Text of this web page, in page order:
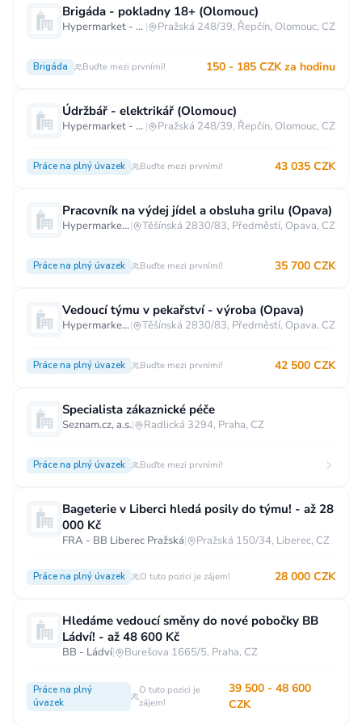
Brigáda - pokladny 18+ (Olomouc)
Hypermarket - Olomouc | Pražská 248/39, Řepčín, Olomouc, CZ
Brigáda Buďte mezi prvními! 150 - 185 CZK za hodinu
Údržbář - elektrikář (Olomouc)
Hypermarket - Olomouc | Pražská 248/39, Řepčín, Olomouc, CZ
Práce na plný úvazek Buďte mezi prvními! 43 035 CZK
Pracovník na výdej jídel a obsluha grilu (Opava)
Hypermarket - Opava| Těšínská 2830/83, Předměstí, Opava, CZ
Práce na plný úvazek Buďte mezi prvními! 35 700 CZK
Vedoucí týmu v pekařství - výroba (Opava)
Hypermarket - Opava| Těšínská 2830/83, Předměstí, Opava, CZ
Práce na plný úvazek Buďte mezi prvními! 42 500 CZK
Specialista zákaznické péče
Seznam.cz, a.s.| Radlická 3294, Praha, CZ
Práce na plný úvazek Buďte mezi prvními!
Bageterie v Liberci hledá posily do týmu! - až 28
000 Kč
FRA - BB Liberec Pražská| Pražská 150/34, Liberec, CZ
Práce na plný úvazek O tuto pozici je zájem! 28 000 CZK
Hledáme vedoucí směny do nové pobočky BB
Ládví! - až 48 600 Kč
BB - Ládví| Burešova 1665/5, Praha, CZ
Práce na plný
úvazek
O tuto pozici je
zájem!
39 500 - 48 600
CZK
Vzdělání
Odborné vyučení bez maturity
Středoškolské nebo odborné vyučení s maturitou
Vyšší odborné
Bakalářské
Vysokoškolské / universitní